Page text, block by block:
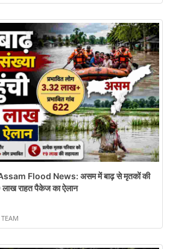
Flood News: असम में बाढ़ से मृतकों की
राहत पैकेज का ऐलान